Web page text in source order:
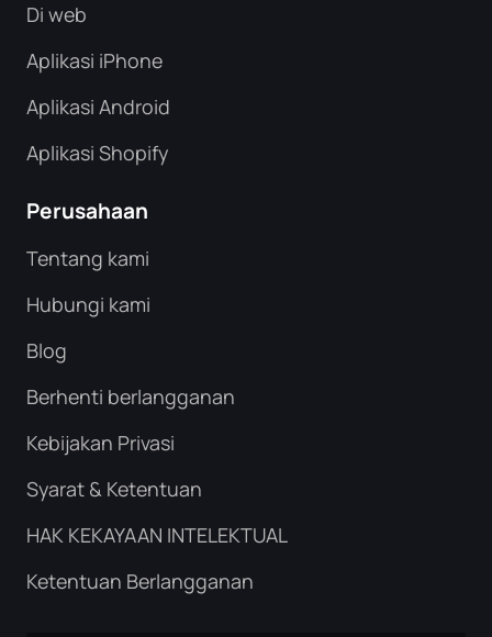
Di web
Aplikasi iPhone
Aplikasi Android
Aplikasi Shopify
Perusahaan
Tentang kami
Hubungi kami
Blog
Berhenti berlangganan
Kebijakan Privasi
Syarat & Ketentuan
HAK KEKAYAAN INTELEKTUAL
Ketentuan Berlangganan